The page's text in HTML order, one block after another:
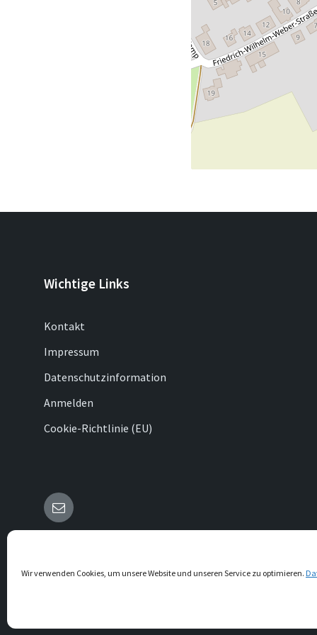
Wir verwenden Cookies, um unsere Website und unseren Service zu optimieren.
Wichtige Links
Kontakt
Impressum
Datenschutzinformation
Anmelden
Cookie-Richtlinie (EU)
E-